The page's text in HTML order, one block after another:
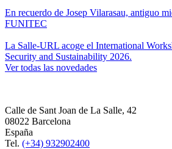
En recuerdo de Josep Vilarasau, antiguo
FUNITEC
La Salle-URL acoge el International
Security and Sustainability 2026.
Ver todas las novedades
Calle de Sant Joan de La Salle, 42
08022 Barcelona
España
Tel. (+34) 932902400